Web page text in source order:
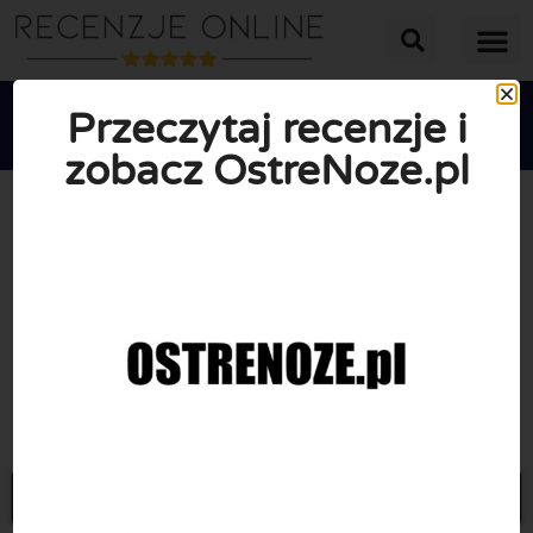

Przeczytaj recenzje i
zobacz OstreNoze.pl